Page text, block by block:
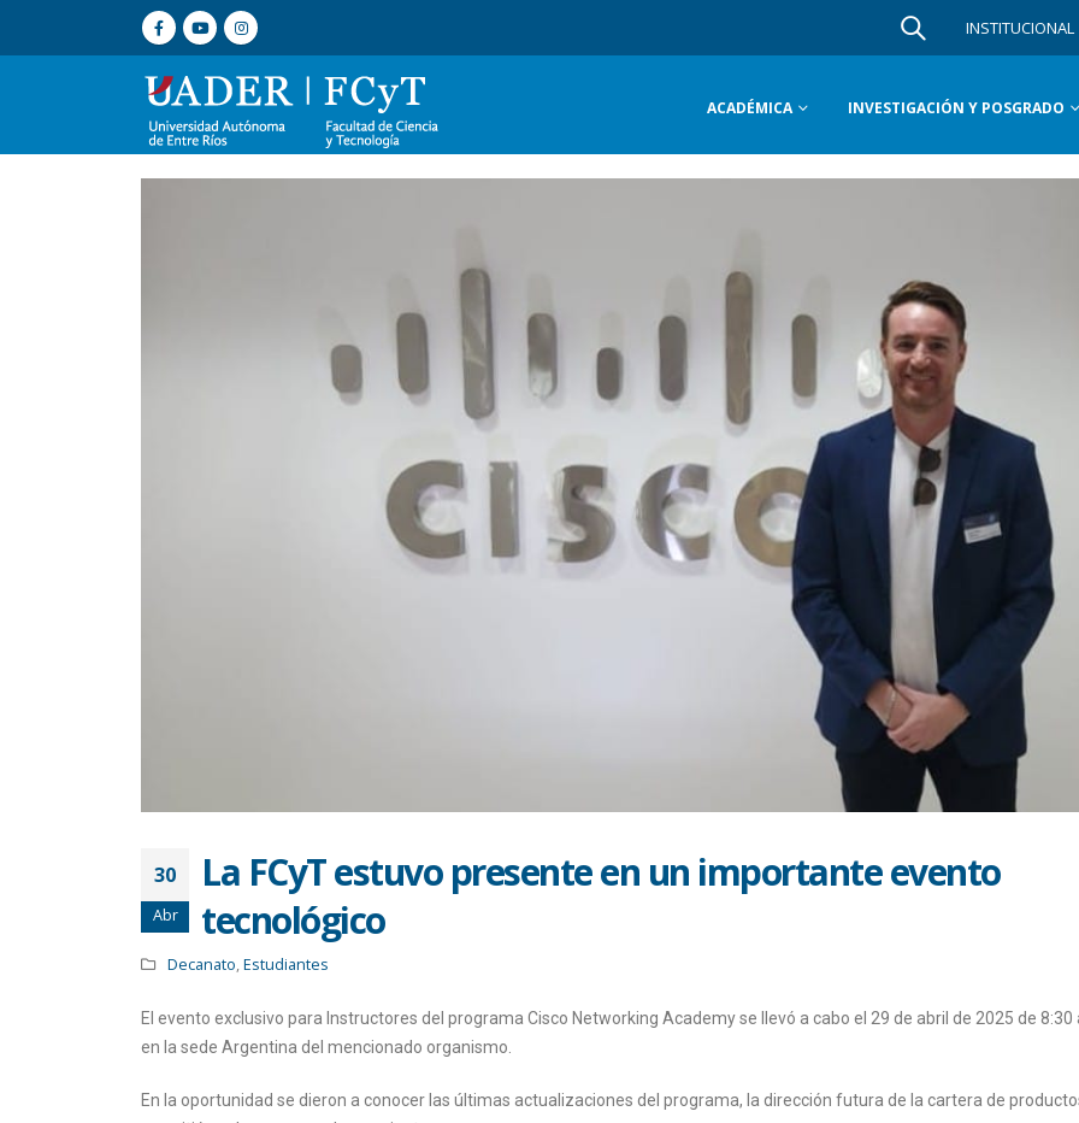
INSTITUCIONAL
ACADÉMICA INVESTIGACIÓN Y POSGRADO
30
Abr
La FCyT estuvo presente en un importante evento
tecnológico
Decanato,Estudiantes
El evento exclusivo para Instructores del programa Cisco Networking Academy se llevó a cabo el 29 de abril de 2025 de 8:30
en la sede Argentina del mencionado organismo.
En la oportunidad se dieron a conocer las últimas actualizaciones del programa, la dirección futura de la cartera de